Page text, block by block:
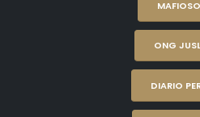
ONG
DIARIO